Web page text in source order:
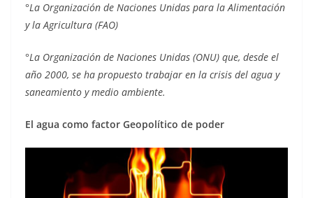
°La Organización de Naciones Unidas para la Alimentación
y la Agricultura (FAO)
°La Organización de Naciones Unidas (ONU) que, desde el
año 2000, se ha propuesto trabajar en la crisis del agua y
saneamiento y medio ambiente.
El agua como factor Geopolítico de poder